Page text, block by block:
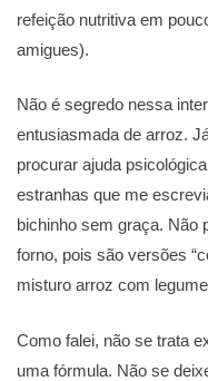
refeição nutritiva em
amigues).
Não é segredo nessa
entusiasmada de arroz.
procurar ajuda
estranhas que me
bichinho sem graça. Não
forno, pois são versões
misturo arroz com
Como falei, não se trata
uma fórmula. Não se